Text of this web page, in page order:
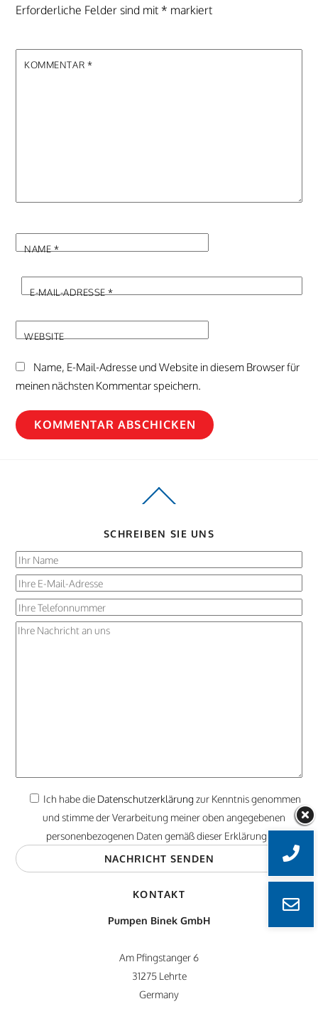
Erforderliche Felder sind mit * markiert
KOMMENTAR *
NAME*
E-MAIL-ADRESSE*
WEBSITE
Name, E-Mail-Adresse und Website in diesem Browser für
meinen nächsten Kommentar speichern.
To
SCHREIBEN SIE UNS
Ich habe die Datenschutzerklärung zur Kenntnis genommen
und stimme der Verarbeitung meiner oben angegebenen
personenbezogenen Daten gemäß dieser Erklärung zu.
KONTAKT
Pumpen Binek GmbH
Am Pfingstanger 6
31275 Lehrte
Germany